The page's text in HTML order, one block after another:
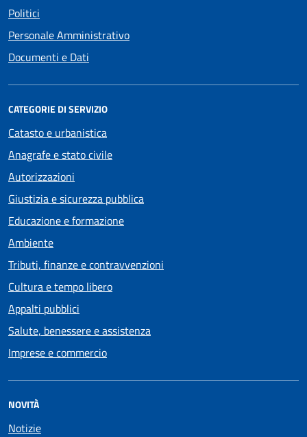
Politici
Personale Amministrativo
Documenti e Dati
CATEGORIE DI SERVIZIO
Catasto e urbanistica
Anagrafe e stato civile
Autorizzazioni
Giustizia e sicurezza pubblica
Educazione e formazione
Ambiente
Tributi, finanze e contravvenzioni
Cultura e tempo libero
Appalti pubblici
Salute, benessere e assistenza
Imprese e commercio
NOVITÀ
Notizie